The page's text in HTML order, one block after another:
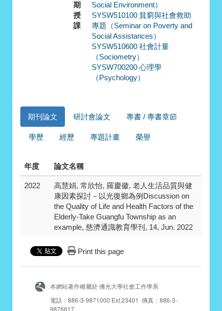
期
授
課
Social Environment）
SYSW510100 貧窮與社會救助
專題（Seminar on Poverty and
Social Assistances）
SYSW510600 社會計量
（Sociometry）
SYSW700200 心理學
（Psychology）
期刊論文 研討會論文 專書 / 專書章節
學歷 經歷 專題計畫 榮譽
年度 論文名稱
2022
高慧娟, 常欣怡, 羅慶徽, 老人生活品質與健
康因素探討－以光復鄉為例Discussion on
the Quality of Life and Health Factors of the
Elderly-Take Guangfu Township as an
example, 慈濟通識教育學刊, 14, Jun. 2022
Print this page
本網站著作權屬於 佛光大學社會工作學系
電話：886-3-9871000 Ext.23401 傳真：886-3-
9876617